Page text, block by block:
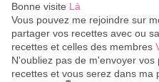
Bonne visite Là
Vous pouvez me rejoindre sur
partager vos recettes avec ou
recettes et celles des membres
N'oubliez pas de m'envoyer
recettes et vous serez dans ma